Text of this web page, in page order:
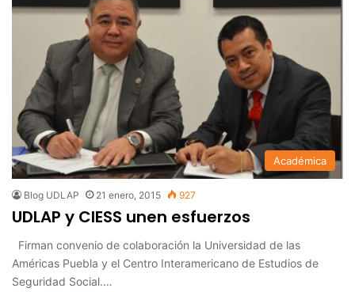
Académica
Blog UDLAP 21 enero, 2015 927
UDLAP y CIESS unen esfuerzos
Firman convenio de colaboración la Universidad de las
Américas Puebla y el Centro Interamericano de Estudios de
Seguridad Social.…